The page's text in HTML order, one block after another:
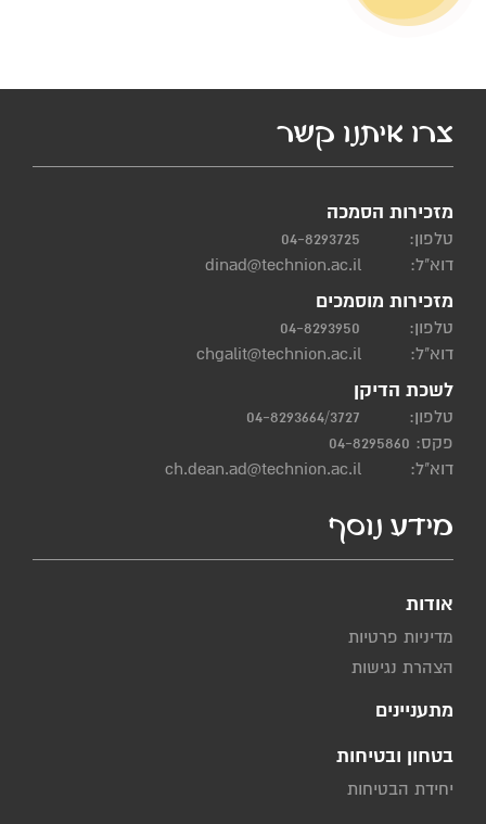
צרו איתנו קשר
מזכירות הסמכה
טלפון:
04-8293725
דוא"ל:
dinad@technion.ac.il
מזכירות מוסמכים
טלפון:
04-8293950
דוא"ל:
chgalit@technion.ac.il
לשכת הדיקן
טלפון:
04-8293664/3727
פקס: 04-8295860
דוא"ל:
ch.dean.ad@technion.ac.il
מידע נוסף
אודות
מדיניות פרטיות
הצהרת נגישות
מתעניינים
בטחון ובטיחות
יחידת הבטיחות